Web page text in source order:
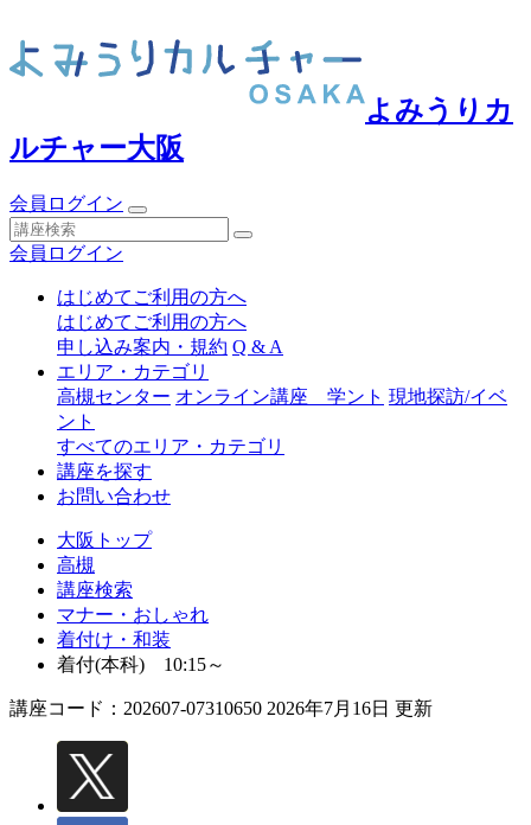
よみうりカ
ルチャー大阪
会員ログイン
会員ログイン
はじめてご利用の方へ
はじめてご利用の方へ
申し込み案内・規約 Q & A
エリア・カテゴリ
高槻センター オンライン講座 学ント 現地探訪/イベ
ント
すべてのエリア・カテゴリ
講座を探す
お問い合わせ
大阪トップ
高槻
講座検索
マナー・おしゃれ
着付け・和装
着付(本科) 10:15～
講座コード：202607-07310650 2026年7月16日 更新